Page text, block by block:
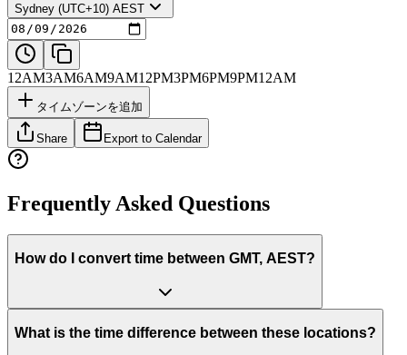
Sydney (UTC+10) AEST
12AM3AM6AM9AM12PM3PM6PM9PM12AM
タイムゾーンを追加
Share Export to Calendar
Frequently Asked Questions
How do I convert time between GMT, AEST?
What is the time difference between these locations?